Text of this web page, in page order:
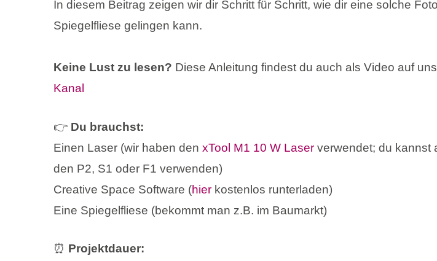
In diesem Beitrag zeigen wir dir Schritt für Schritt, wie dir eine solche
Spiegelfliese gelingen kann.
Keine Lust zu lesen? Diese Anleitung findest du auch als Video auf
Kanal
👉 Du brauchst:
Einen Laser (wir haben den xTool M1 10 W Laser verwendet; du kannst
den P2, S1 oder F1 verwenden)
Creative Space Software (hier kostenlos runterladen)
Eine Spiegelfliese (bekommt man z.B. im Baumarkt)
⏰ Projektdauer: